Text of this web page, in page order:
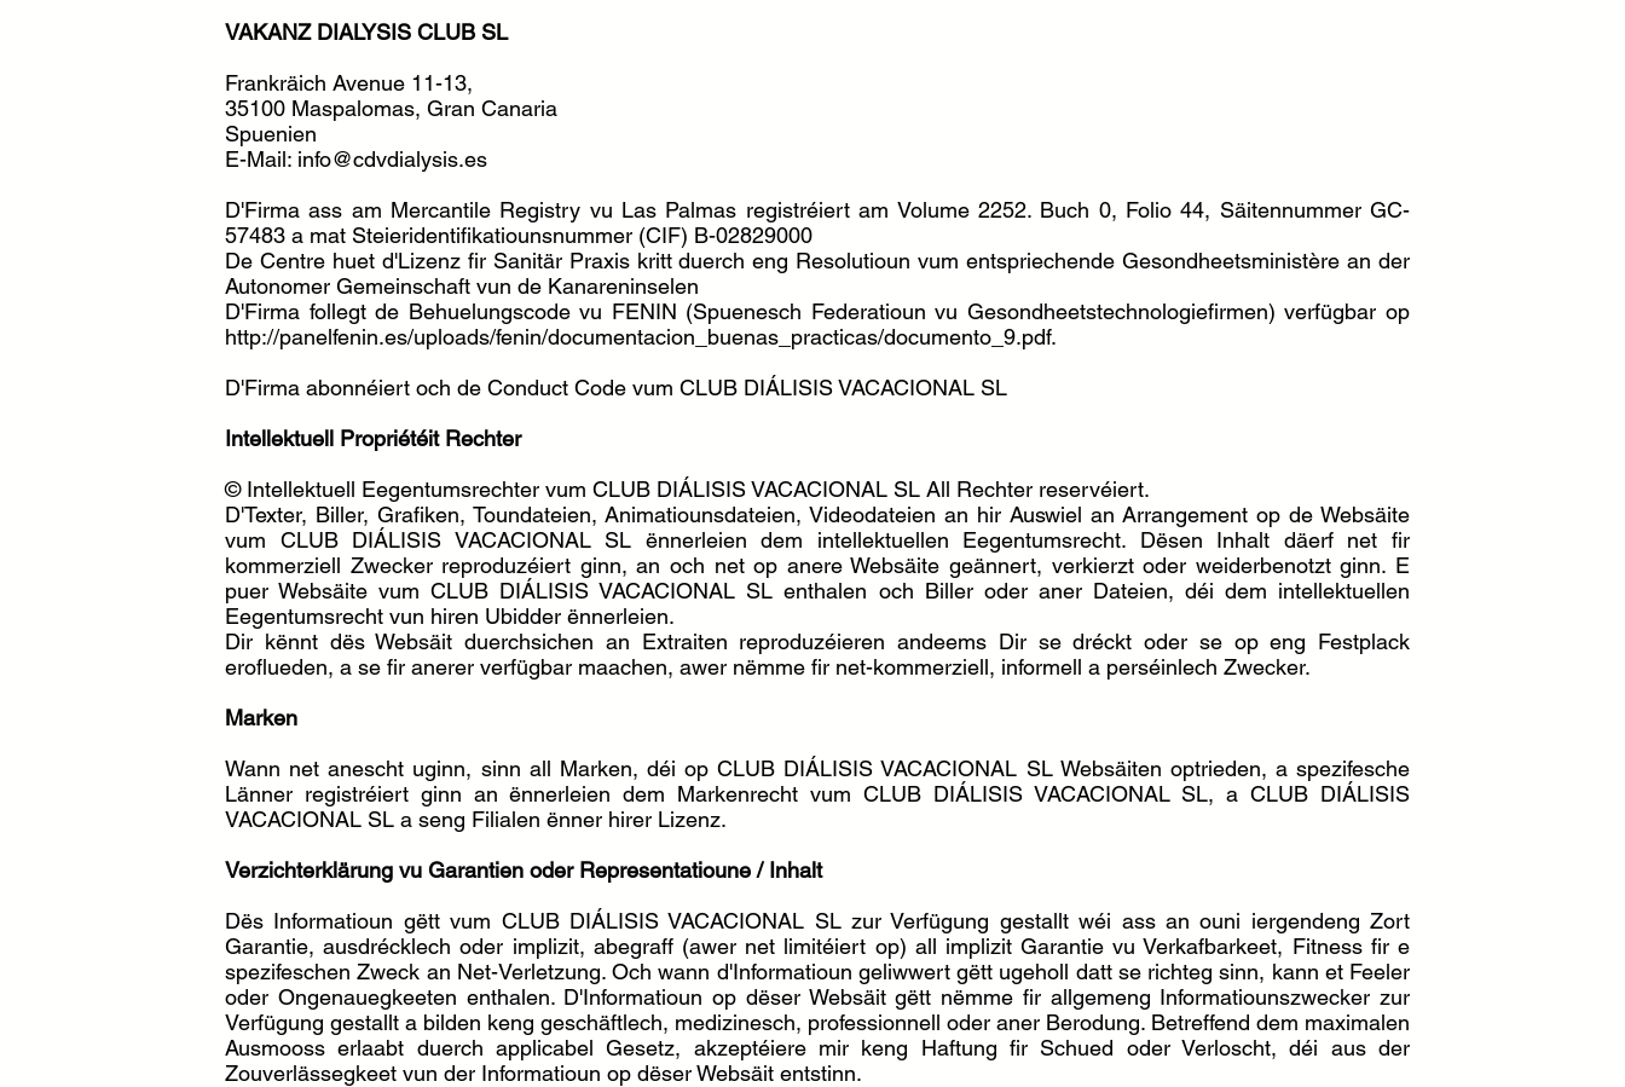
VAKANZ DIALYSIS CLUB SL
Frankräich Avenue 11-13,
35100 Maspalomas, Gran Canaria
Spuenien
E-Mail: info@cdvdialysis.es
D'Firma ass am Mercantile Registry vu Las Palmas registréiert am Volume 2252. Buch 0, Folio 44, Säitennummer GC-
57483 a mat Steieridentifikatiounsnummer (CIF) B-02829000
De Centre huet d'Lizenz fir Sanitär Praxis kritt duerch eng Resolutioun vum entspriechende Gesondheetsministère an der
Autonomer Gemeinschaft vun de Kanareninselen
D'Firma follegt de Behuelungscode vu FENIN (Spuenesch Federatioun vu Gesondheetstechnologiefirmen) verfügbar op
http://panelfenin.es/uploads/fenin/documentacion_buenas_practicas/documento_9.pdf.
D'Firma abonnéiert och de Conduct Code vum CLUB DIÁLISIS VACACIONAL SL
Intellektuell Propriétéit Rechter
© Intellektuell Eegentumsrechter vum CLUB DIÁLISIS VACACIONAL SL All Rechter reservéiert.
D'Texter, Biller, Grafiken, Toundateien, Animatiounsdateien, Videodateien an hir Auswiel an Arrangement op de Websäite
vum CLUB DIÁLISIS VACACIONAL SL ënnerleien dem intellektuellen Eegentumsrecht. Dësen Inhalt däerf net fir
kommerziell Zwecker reproduzéiert ginn, an och net op anere Websäite geännert, verkierzt oder weiderbenotzt ginn. E
puer Websäite vum CLUB DIÁLISIS VACACIONAL SL enthalen och Biller oder aner Dateien, déi dem intellektuellen
Eegentumsrecht vun hiren Ubidder ënnerleien.
Dir kënnt dës Websäit duerchsichen an Extraiten reproduzéieren andeems Dir se dréckt oder se op eng Festplack
eroflueden, a se fir anerer verfügbar maachen, awer nëmme fir net-kommerziell, informell a perséinlech Zwecker.
Marken
Wann net anescht uginn, sinn all Marken, déi op CLUB DIÁLISIS VACACIONAL SL Websäiten optrieden, a spezifesche
Länner registréiert ginn an ënnerleien dem Markenrecht vum CLUB DIÁLISIS VACACIONAL SL, a CLUB DIÁLISIS
VACACIONAL SL a seng Filialen ënner hirer Lizenz.
Verzichterklärung vu Garantien oder Representatioune / Inhalt
Dës Informatioun gëtt vum CLUB DIÁLISIS VACACIONAL SL zur Verfügung gestallt wéi ass an ouni iergendeng Zort
Garantie, ausdrécklech oder implizit, abegraff (awer net limitéiert op) all implizit Garantie vu Verkafbarkeet, Fitness fir e
spezifeschen Zweck an Net-Verletzung. Och wann d'Informatioun geliwwert gëtt ugeholl datt se richteg sinn, kann et Feeler
oder Ongenauegkeeten enthalen. D'Informatioun op dëser Websäit gëtt nëmme fir allgemeng Informatiounszwecker zur
Verfügung gestallt a bilden keng geschäftlech, medizinesch, professionnell oder aner Berodung. Betreffend dem maximalen
Ausmooss erlaabt duerch applicabel Gesetz, akzeptéiere mir keng Haftung fir Schued oder Verloscht, déi aus der
Zouverlässegkeet vun der Informatioun op dëser Websäit entstinn.